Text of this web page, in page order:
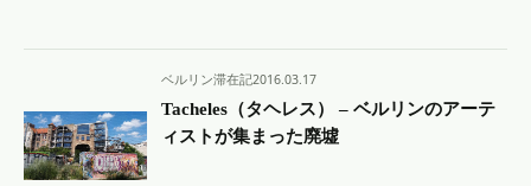
ベルリン滞在記2016.03.17
Tacheles（タヘレス） – ベルリンのアーテ
ィストが集まった廃墟